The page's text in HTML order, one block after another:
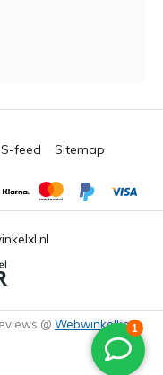
feed Sitemap
@ Webwinkelkeur